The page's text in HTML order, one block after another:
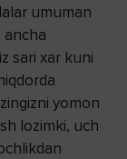
umuman
ancha
sari xar kuni
yomon
lozimki, uch